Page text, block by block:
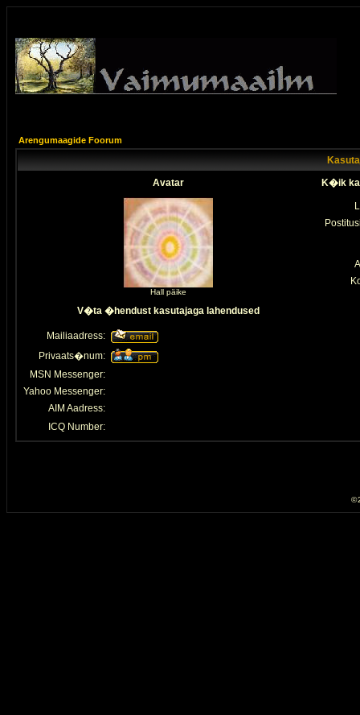
Arengumaagide Foorum
Avatar
K�ik
Hall päike
V�ta �hendust kasutajaga lahendused
Mailiaadress:
Privaats�num:
MSN Messenger:
Yahoo Messenger:
AIM Aadress:
ICQ Number:
©